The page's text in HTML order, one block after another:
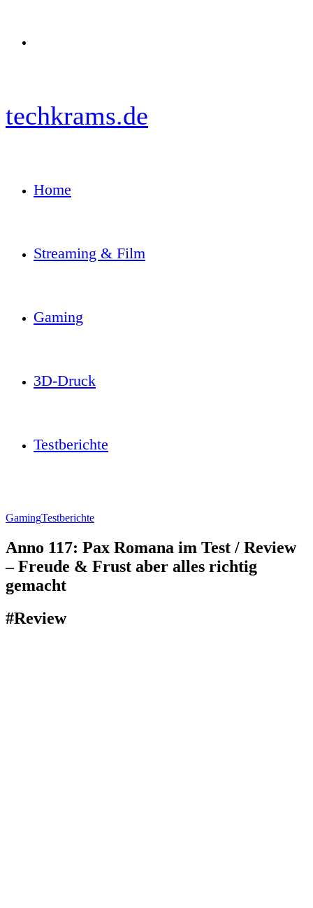
techkrams.de
Home
Streaming & Film
Gaming
3D-Druck
Testberichte
GamingTestberichte
Anno 117: Pax Romana im Test / Review
– Freude & Frust aber alles richtig
gemacht
#Review